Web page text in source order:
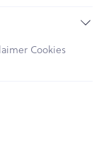
Cookies